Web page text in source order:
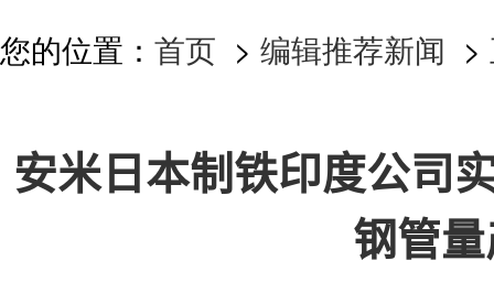
您的位置： 首页 > 编辑推荐新闻 >
安米日本制铁印度公司
钢管